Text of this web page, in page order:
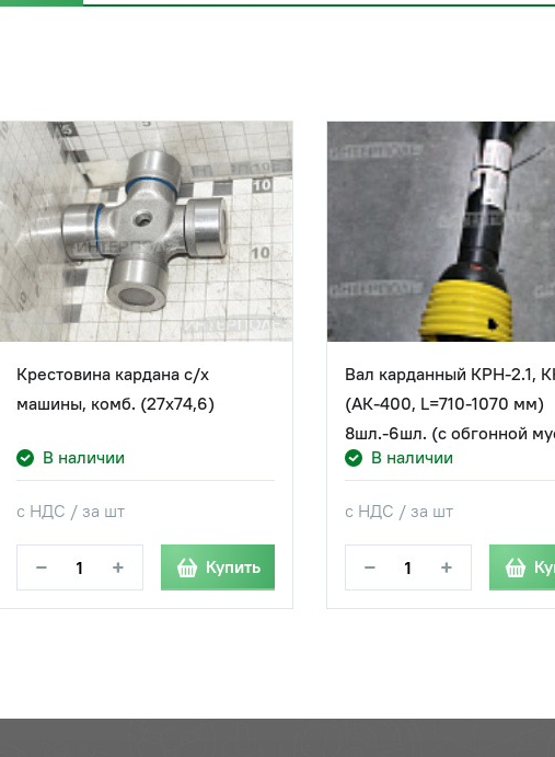
Крестовина кардана с/х
машины, комб. (27х74,6)
В наличии
с НДС / за шт
− + Купить
Вал карданный КРН-2.1,
(АК-400, L=710-1070 мм)
8шл.-6шл. (с обгонной
В наличии
с НДС / за шт
− +